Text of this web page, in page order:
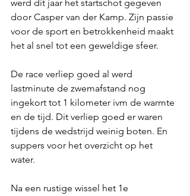
werd dit jaar het startschot gegeven
door Casper van der Kamp. Zijn passie
voor de sport en betrokkenheid maakt
het al snel tot een geweldige sfeer.
De race verliep goed al werd
lastminute de zwemafstand nog
ingekort tot 1 kilometer ivm de warmte
en de tijd. Dit verliep goed er waren
tijdens de wedstrijd weinig boten. En
suppers voor het overzicht op het
water.
Na een rustige wissel het 1e